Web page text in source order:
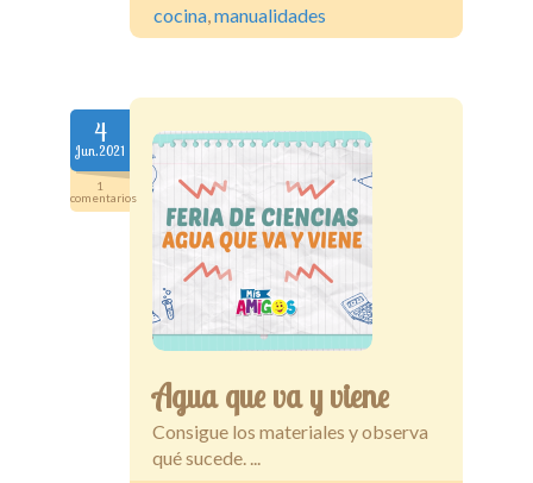
cocina,manualidades
4
Jun.2021
1
comentarios
Agua que va y viene
Consigue los materiales y observa
qué sucede. ...